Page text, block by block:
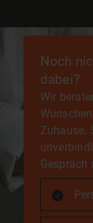
Noch
dabei?
Wir
Zuhause.
Gespräch